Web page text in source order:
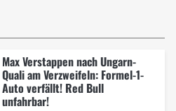
Max Verstappen nach Ungarn-
Quali am Verzweifeln: Formel-1-
Auto verfällt! Red Bull
unfahrbar!